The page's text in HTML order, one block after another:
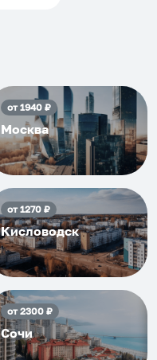
от1940₽
Москва
от1270₽
Кисловодск
от2300₽
Сочи